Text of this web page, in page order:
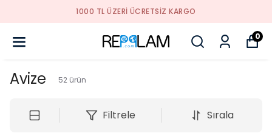
1000 TL ÜZERI ÜCRETSIZ KARGO
0
Avize 52 ürün
Filtrele Sırala